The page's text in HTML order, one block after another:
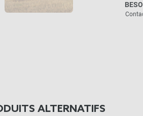
ALTERNATIFS